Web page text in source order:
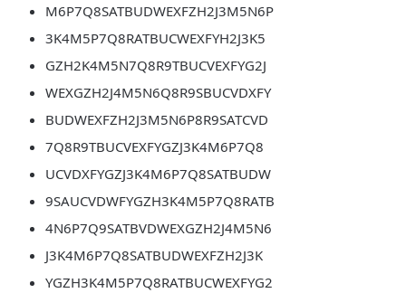
M6P7Q8SATBUDWEXFZH2J3M5N6P
3K4M5P7Q8RATBUCWEXFYH2J3K5
GZH2K4M5N7Q8R9TBUCVEXFYG2J
WEXGZH2J4M5N6Q8R9SBUCVDXFY
BUDWEXFZH2J3M5N6P8R9SATCVD
7Q8R9TBUCVEXFYGZJ3K4M6P7Q8
UCVDXFYGZJ3K4M6P7Q8SATBUDW
9SAUCVDWFYGZH3K4M5P7Q8RATB
4N6P7Q9SATBVDWEXGZH2J4M5N6
J3K4M6P7Q8SATBUDWEXFZH2J3K
YGZH3K4M5P7Q8RATBUCWEXFYG2